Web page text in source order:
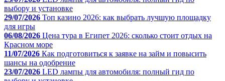
выбору и установке
29/07/2026 Топ казино 2026: как выбрать лучшую площадку
для игры
06/08/2026 Цена тура в Египет 2026: сколько стоит отдых на
Красном море
11/07/2026 Как подготовиться к заявке на займ и повысить
шансы на одобрение
23/07/2026 LED лампы для автомобиля: полный гид по